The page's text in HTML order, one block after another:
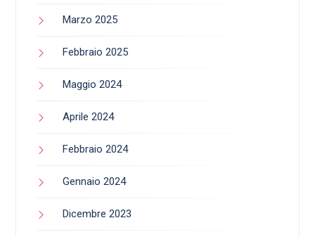
Marzo 2025
Febbraio 2025
Maggio 2024
Aprile 2024
Febbraio 2024
Gennaio 2024
Dicembre 2023